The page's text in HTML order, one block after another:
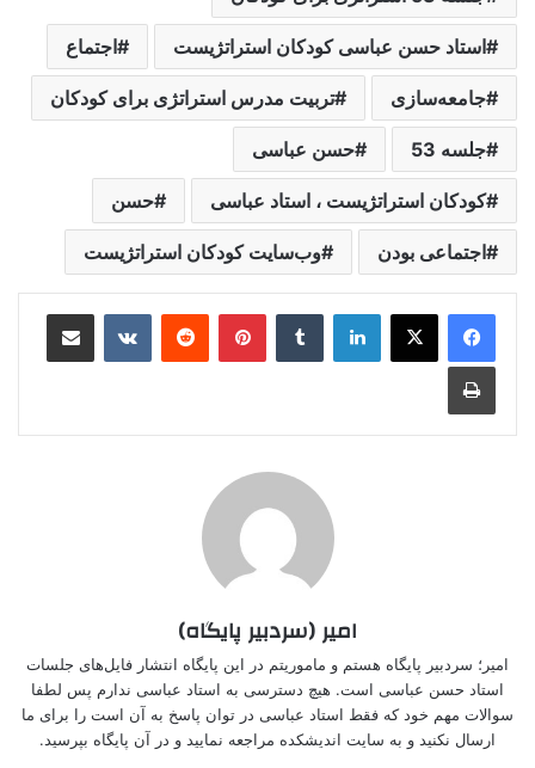
استاد حسن عباسی کودکان استراتژیست اجتماع
جامعه‌سازی تربیت مدرس استراتژی برای کودکان
جلسه 53 حسن عباسی
کودکان استراتژیست ، استاد عباسی حسن
اجتماعی بودن وب‌سایت کودکان استراتژیست
لینکدین ‫تامبلر ‫پین‌ترست‫رددیت ‫VKontakteاشتراک گذاری از طریق ایمیل
چاپ
امیر (سردبیر پایگاه)
امیر؛ سردبیر پایگاه هستم و ماموریتم در این پایگاه انتشار فایل‌های جلسات
استاد حسن عباسی است. هیچ دسترسی به استاد عباسی ندارم پس لطفا
سوالات مهم خود که فقط استاد عباسی در توان پاسخ به آن است را برای ما
ارسال نکنید و به سایت اندیشکده مراجعه نمایید و در آن پایگاه بپرسید.